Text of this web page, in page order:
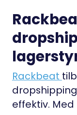
Rackbeat
effektiv.